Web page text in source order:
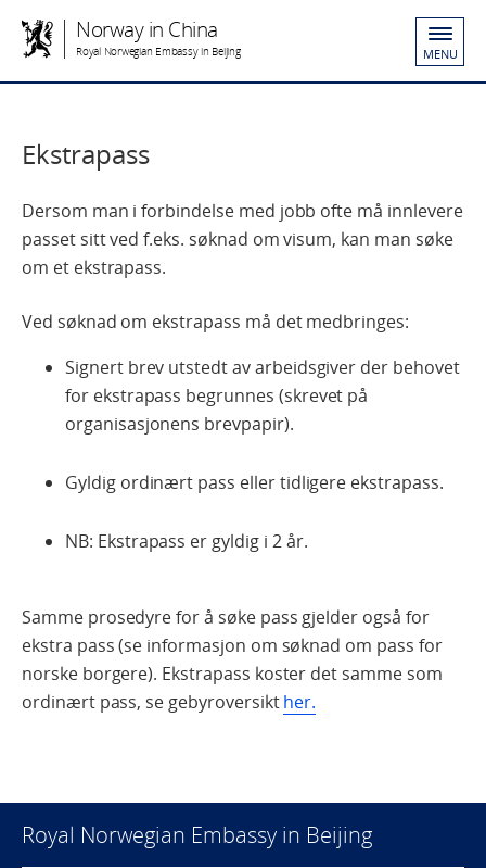
Norway in China
Royal Norwegian Embassy in Beijing MENU
Ekstrapass
Dersom man i forbindelse med jobb ofte må innlevere
passet sitt ved f.eks. søknad om visum, kan man søke
om et ekstrapass.
Ved søknad om ekstrapass må det medbringes:
Signert brev utstedt av arbeidsgiver der behovet
for ekstrapass begrunnes (skrevet på
organisasjonens brevpapir).
Gyldig ordinært pass eller tidligere ekstrapass.
NB: Ekstrapass er gyldig i 2 år.
Samme prosedyre for å søke pass gjelder også for
ekstra pass (se informasjon om søknad om pass for
norske borgere). Ekstrapass koster det samme som
ordinært pass, se gebyroversikther.
Royal Norwegian Embassy in Beijing